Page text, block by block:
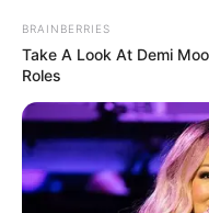
BRAINBERRIES
Take A Look At Demi
Roles